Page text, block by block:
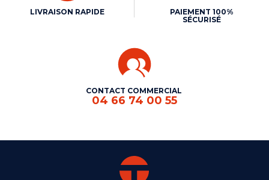
LIVRAISON RAPIDE
PAIEMENT 100%
SÉCURISÉ
CONTACT COMMERCIAL
04 66 74 00 55